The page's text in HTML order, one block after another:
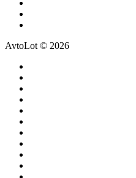
AvtoLot © 2026